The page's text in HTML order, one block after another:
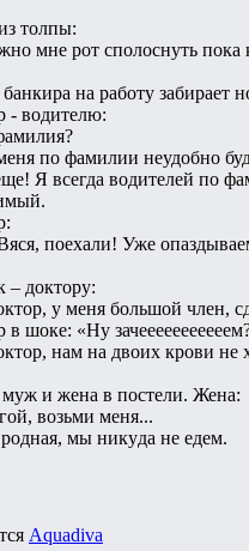
толпы:
мне рот сполоснуть
на работу забирает
- водителю:
по фамилии неудобно
Я всегда водителей по
поехали! Уже
доктору:
у меня большой член,
в шоке: «Ну
нам на двоих крови не
и жена в постели. Жена:
возьми меня...
мы никyда не едем.
Aquadiva